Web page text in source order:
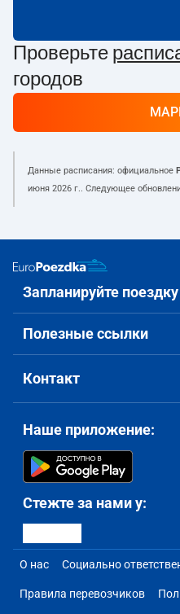
Проверьте
городов
Данные расписания: официальное
июня 2026 г.. Следующее
Запланируйте поездку
Полезные ссылки
Контакт
Наше приложение:
Стежте за нами у:
О нас Социально
Правила перевозчиков